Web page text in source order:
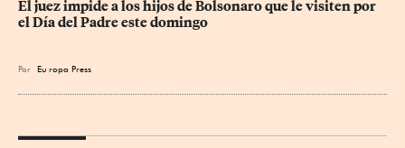
El juez impide a los hijos de Bolsonaro que le visiten por
el Día del Padre este domingo
Por Eu ropa Press